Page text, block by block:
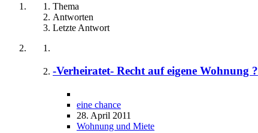
Thema
Antworten
Letzte Antwort
-Verheiratet- Recht auf eigene Wohnung ?
eine chance
28. April 2011
Wohnung und Miete